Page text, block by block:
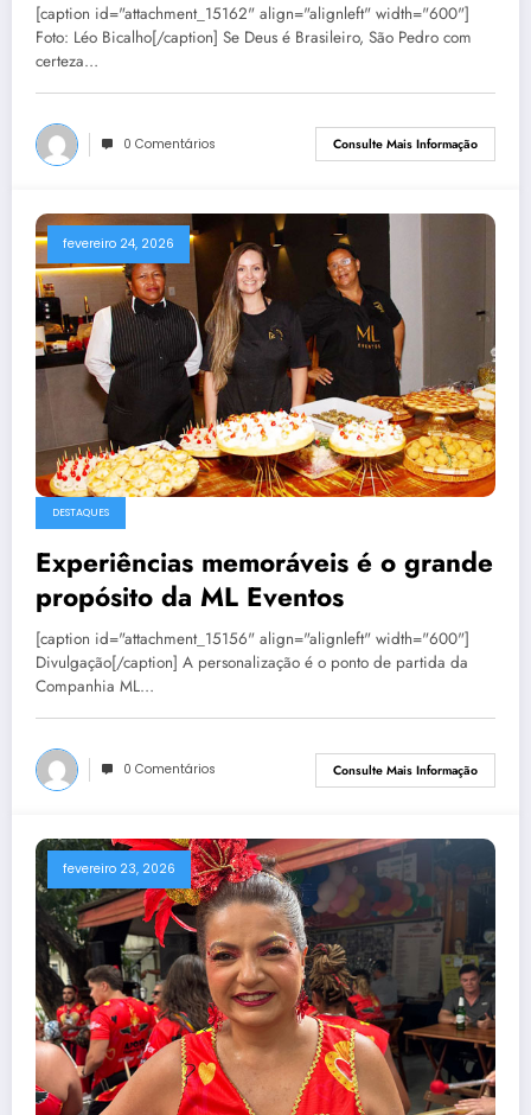
[caption id="attachment_15162" align="alignleft" width="600"]
Foto: Léo Bicalho[/caption] Se Deus é Brasileiro, São Pedro com
certeza…
0 Comentários Consulte Mais Informação
fevereiro 24, 2026
DESTAQUES
Experiências memoráveis é o grande
propósito da ML Eventos
[caption id="attachment_15156" align="alignleft" width="600"]
Divulgação[/caption] A personalização é o ponto de partida da
Companhia ML…
0 Comentários Consulte Mais Informação
fevereiro 23, 2026